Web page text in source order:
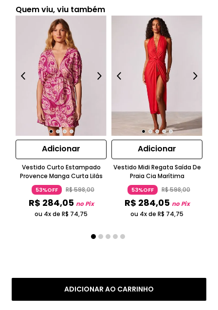
ADICIONAR AO CARRINHO
Quem viu, viu também
Adicionar
Vestido Curto Estampado
Provence Manga Curta Lilás
53%OFF R$598,00
R$ 284,05 no Pix
ou 4x de R$ 74,75
Adicionar
Vestido Midi Regata Saída De
Praia Cia Marítima
53%OFF R$598,00
R$ 284,05 no Pix
ou 4x de R$ 74,75